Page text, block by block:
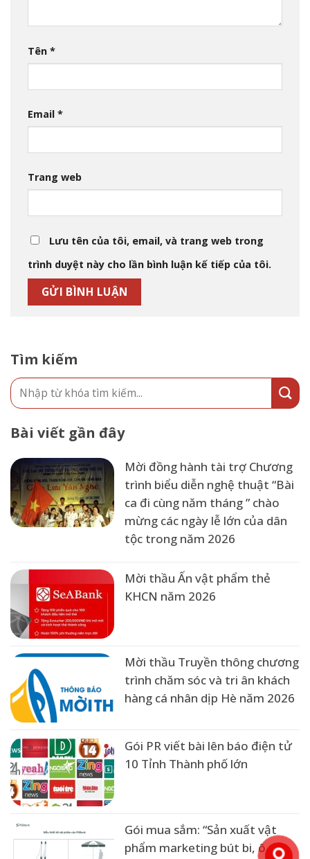
Tên *
Email *
Trang web
Lưu tên của tôi, email, và trang web trong
trình duyệt này cho lần bình luận kế tiếp của tôi.
Tìm kiếm
Bài viết gần đây
Mời đồng hành tài trợ Chương
trình biểu diễn nghệ thuật “Bài
ca đi cùng năm tháng ” chào
mừng các ngày lễ lớn của dân
tộc trong năm 2026
Mời thầu Ấn vật phẩm thẻ
KHCN năm 2026
Mời thầu Truyền thông chương
trình chăm sóc và tri ân khách
hàng cá nhân dịp Hè năm 2026
Gói PR viết bài lên báo điện tử
10 Tỉnh Thành phố lớn
Gói mua sắm: “Sản xuất vật
phẩm marketing bút bi, ô, kệ